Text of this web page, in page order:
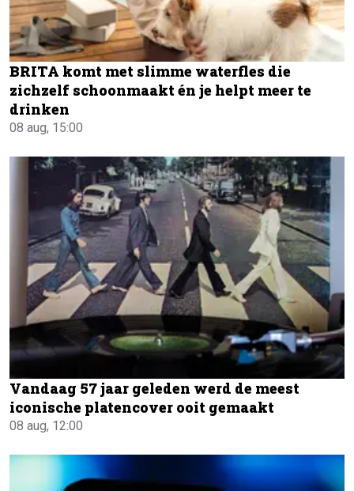
BRITA komt met slimme waterfles die
zichzelf schoonmaakt én je helpt meer te
drinken
08 aug, 15:00
Vandaag 57 jaar geleden werd de meest
iconische platencover ooit gemaakt
08 aug, 12:00